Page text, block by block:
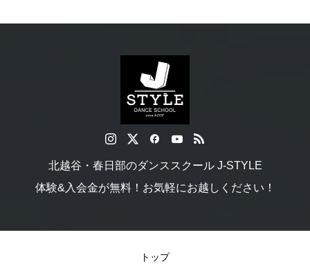
北越谷・春日部のダンススクール J-STYLE
体験&入会金が無料！お気軽にお越しください！
トップ